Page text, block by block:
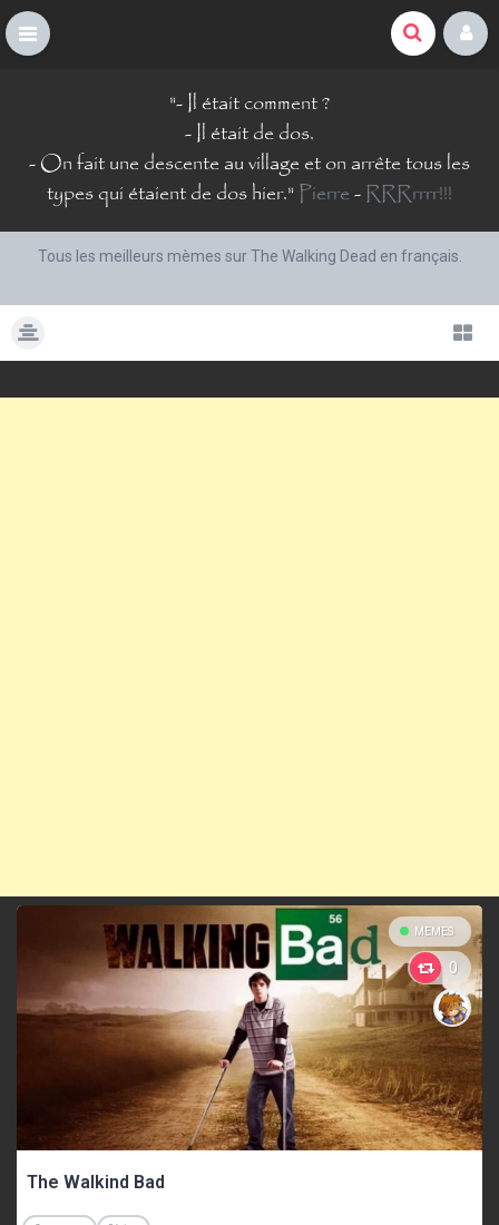
t
"- Il était comment ?
- Il était de dos.
- On fait une descente au village et on arrête tous les
types qui étaient de dos hier." Pierre-RRRrrrr!!!
Tous les meilleurs mèmes sur The Walking Dead en français.
MEMES
0
The Walkind Bad